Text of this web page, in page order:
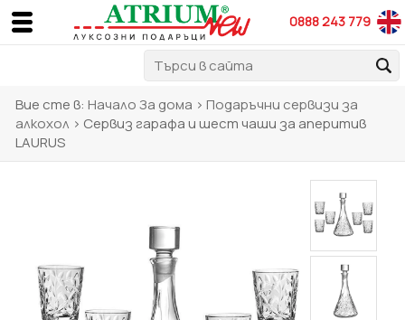
0888 243 779
Вие сте в: НачалоЗа дома > Подаръчни сервизи за
алкохол > Сервиз гарафа и шест чаши за аперитив
LAURUS